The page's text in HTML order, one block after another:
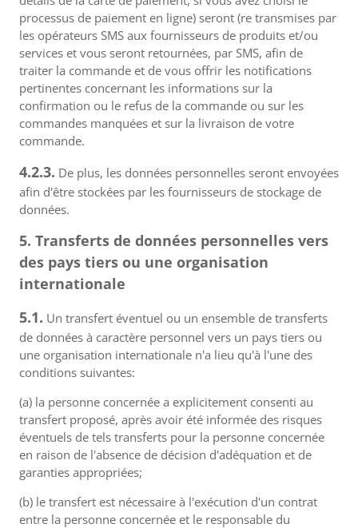
processus de paiement en ligne) seront (re transmises par
les opérateurs SMS aux fournisseurs de produits et/ou
services et vous seront retournées, par SMS, afin de
traiter la commande et de vous offrir les notifications
pertinentes concernant les informations sur la
confirmation ou le refus de la commande ou sur les
commandes manquées et sur la livraison de votre
commande.
4.2.3. De plus, les données personnelles seront envoyées
afin d'être stockées par les fournisseurs de stockage de
données.
5. Transferts de données personnelles vers
des pays tiers ou une organisation
internationale
5.1. Un transfert éventuel ou un ensemble de transferts
de données à caractère personnel vers un pays tiers ou
une organisation internationale n'a lieu qu'à l'une des
conditions suivantes:
(a) la personne concernée a explicitement consenti au
transfert proposé, après avoir été informée des risques
éventuels de tels transferts pour la personne concernée
en raison de l'absence de décision d'adéquation et de
garanties appropriées;
(b) le transfert est nécessaire à l'exécution d'un contrat
entre la personne concernée et le responsable du